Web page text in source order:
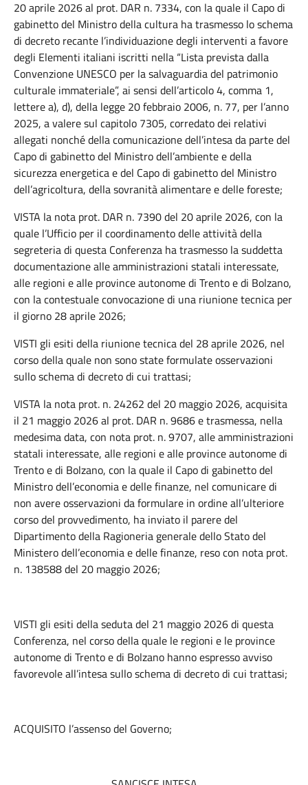
20 aprile 2026 al prot. DAR n. 7334, con la quale il Capo di
gabinetto del Ministro della cultura ha trasmesso lo schema
di decreto recante l’individuazione degli interventi a favore
degli Elementi italiani iscritti nella “Lista prevista dalla
Convenzione UNESCO per la salvaguardia del patrimonio
culturale immateriale”, ai sensi dell’articolo 4, comma 1,
lettere a), d), della legge 20 febbraio 2006, n. 77, per l’anno
2025, a valere sul capitolo 7305, corredato dei relativi
allegati nonché della comunicazione dell’intesa da parte del
Capo di gabinetto del Ministro dell’ambiente e della
sicurezza energetica e del Capo di gabinetto del Ministro
dell’agricoltura, della sovranità alimentare e delle foreste;
VISTA la nota prot. DAR n. 7390 del 20 aprile 2026, con la
quale l’Ufficio per il coordinamento delle attività della
segreteria di questa Conferenza ha trasmesso la suddetta
documentazione alle amministrazioni statali interessate,
alle regioni e alle province autonome di Trento e di Bolzano,
con la contestuale convocazione di una riunione tecnica per
il giorno 28 aprile 2026;
VISTI gli esiti della riunione tecnica del 28 aprile 2026, nel
corso della quale non sono state formulate osservazioni
sullo schema di decreto di cui trattasi;
VISTA la nota prot. n. 24262 del 20 maggio 2026, acquisita
il 21 maggio 2026 al prot. DAR n. 9686 e trasmessa, nella
medesima data, con nota prot. n. 9707, alle amministrazioni
statali interessate, alle regioni e alle province autonome di
Trento e di Bolzano, con la quale il Capo di gabinetto del
Ministro dell’economia e delle finanze, nel comunicare di
non avere osservazioni da formulare in ordine all’ulteriore
corso del provvedimento, ha inviato il parere del
Dipartimento della Ragioneria generale dello Stato del
Ministero dell’economia e delle finanze, reso con nota prot.
n. 138588 del 20 maggio 2026;
VISTI gli esiti della seduta del 21 maggio 2026 di questa
Conferenza, nel corso della quale le regioni e le province
autonome di Trento e di Bolzano hanno espresso avviso
favorevole all’intesa sullo schema di decreto di cui trattasi;
ACQUISITO l’assenso del Governo;